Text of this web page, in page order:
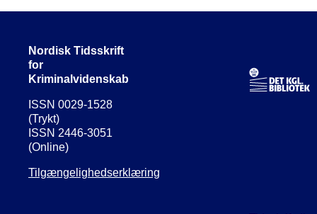
Nordisk Tidsskrift
for
Kriminalvidenskab
ISSN 0029-1528
(Trykt)
ISSN 2446-3051
(Online)
Tilgængelighedserklæring